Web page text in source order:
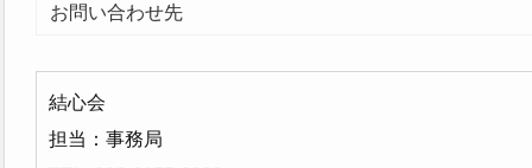
お問い合わせ先
結心会
担当：事務局